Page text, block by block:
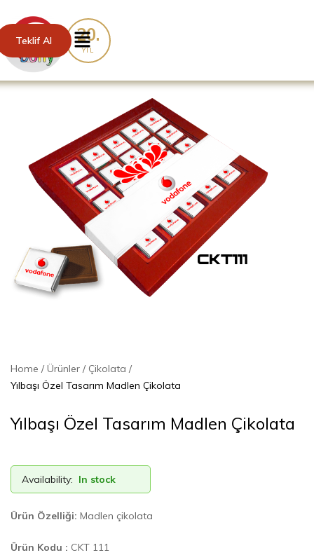
20.
YIL
Teklif Al
Home Ürünler
Çikolata
Yılbaşı Özel Tasarım Madlen Çikolata
Yılbaşı Özel Tasarım Madlen Çikolata
Availability: In stock
Ürün Özelliği: Madlen çikolata
Ürün Kodu : CKT 111